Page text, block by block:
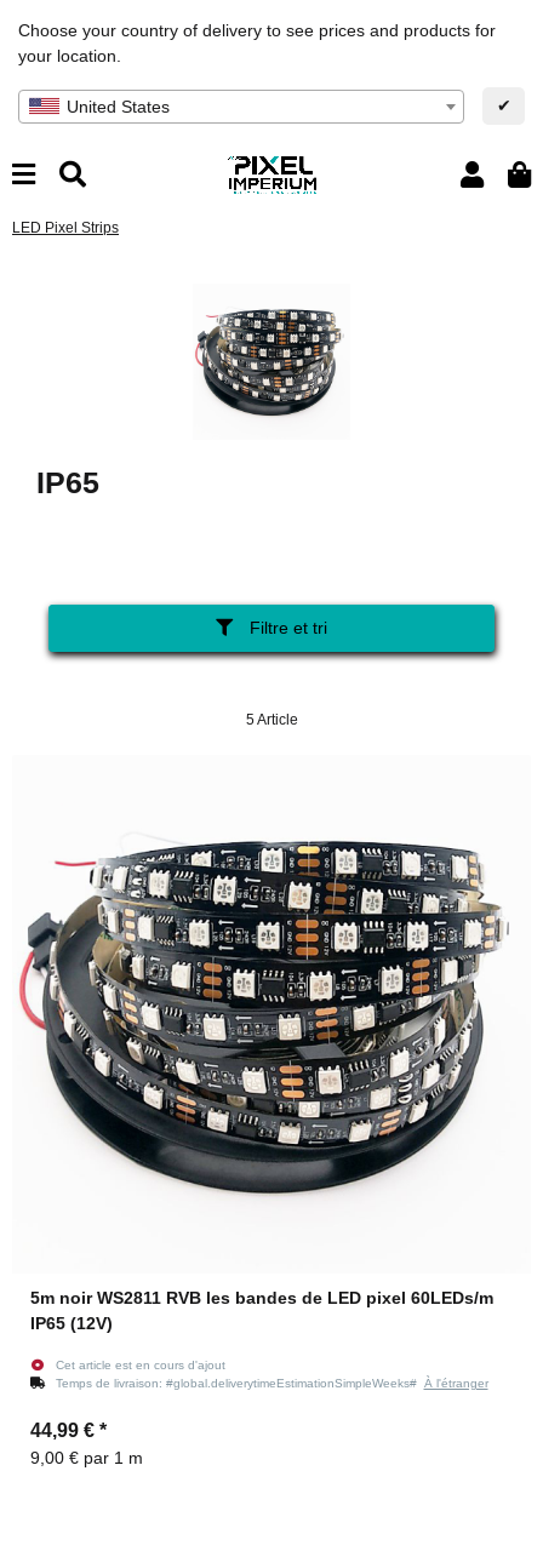
Choose your country of delivery to see prices and products for
your location.
United States ✔
LED Pixel Strips
IP65
Filtre et tri
5 Article
5m noir WS2811 RVB les bandes de LED pixel 60LEDs/m
IP65 (12V)
Cet article est en cours d'ajout
Temps de livraison: #global.deliverytimeEstimationSimpleWeeks# À l'étranger
44,99 € *
9,00 € par 1 m